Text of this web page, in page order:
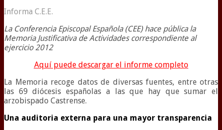
Informa C.E.E.
La Conferencia Episcopal Española (CEE) hace pública la
Memoria Justificativa de Actividades correspondiente al
ejercicio 2012
Aquí puede descargar el informe completo
La Memoria recoge datos de diversas fuentes, entre otras
las 69 diócesis españolas a las que hay que sumar el
arzobispado Castrense.
Una auditoria externa para una mayor transparencia